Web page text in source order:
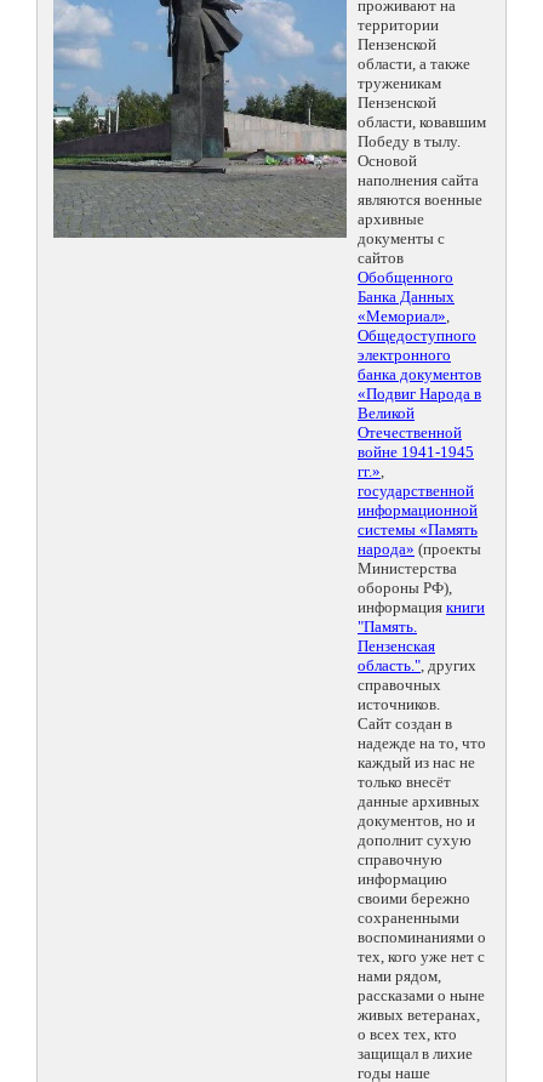
проживают на
территории
Пензенской
области, а также
труженикам
Пензенской
области, ковавшим
Победу в тылу.
Основой
наполнения сайта
являются военные
архивные
документы с
сайтов
Обобщенного
Банка Данных
«Мемориал»,
Общедоступного
электронного
банка документов
«Подвиг Народа в
Великой
Отечественной
войне 1941-1945
гг.»,
государственной
информационной
системы «Память
народа» (проекты
Министерства
обороны РФ),
информация книги
"Память.
Пензенская
область.", других
справочных
источников.
Сайт создан в
надежде на то, что
каждый из нас не
только внесёт
данные архивных
документов, но и
дополнит сухую
справочную
информацию
своими бережно
сохраненными
воспоминаниями о
тех, кого уже нет с
нами рядом,
рассказами о ныне
живых ветеранах,
о всех тех, кто
защищал в лихие
годы наше